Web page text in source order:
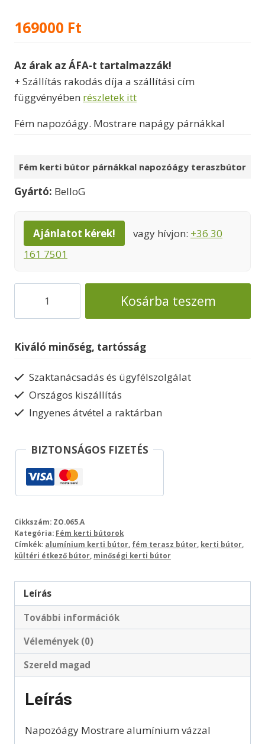
169000 Ft
Az árak az ÁFA-t tartalmazzák!
+ Szállítás rakodás díja a szállítási cím
függvényében részletek itt
Fém napozóágy. Mostrare napágy párnákkal
Fém kerti bútor párnákkal napozóágy teraszbútor
Gyártó: BelloG
Ajánlatot kérek! vagy hívjon: +36 30
161 7501
napozóágy
kerti
mennyiség
Kosárba teszem
Kiváló minőség, tartósság
Szaktanácsadás és ügyfélszolgálat
Országos kiszállítás
Ingyenes átvétel a raktárban
BIZTONSÁGOS FIZETÉS
Cikkszám: ZO.065.A
Kategória: Fém kerti bútorok
Címkék: alumínium kerti bútor fém terasz bútor kerti bútor
kültéri étkező bútor minőségi kerti bútor
Leírás
További információk
Vélemények (0)
Szereld magad
Leírás
Napozóágy Mostrare alumínium vázzal